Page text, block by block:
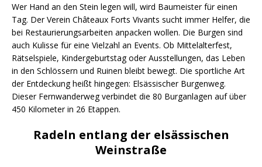
Wer Hand an den Stein legen will, wird Baumeister für einen
Tag. Der Verein Châteaux Forts Vivants sucht immer Helfer, die
bei Restaurierungsarbeiten anpacken wollen. Die Burgen sind
auch Kulisse für eine Vielzahl an Events. Ob Mittelalterfest,
Rätselspiele, Kindergeburtstag oder Ausstellungen, das Leben
in den Schlössern und Ruinen bleibt bewegt. Die sportliche Art
der Entdeckung heißt hingegen: Elsässischer Burgenweg.
Dieser Fernwanderweg verbindet die 80 Burganlagen auf über
450 Kilometer in 26 Etappen.
Radeln entlang der elsässischen
Weinstraße